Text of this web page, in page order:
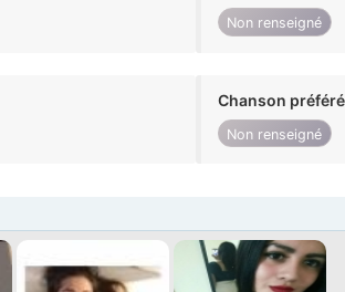
Non renseigné
Chanson
Non renseigné